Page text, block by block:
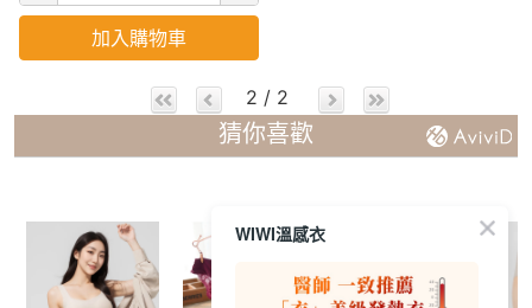
加入購物車
2 / 2
猜你喜歡
WIWI溫感衣